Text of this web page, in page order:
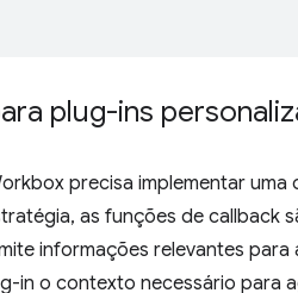
plug-ins
precisa implementar
as funções de callback
informações relevantes
in o contexto necessário para